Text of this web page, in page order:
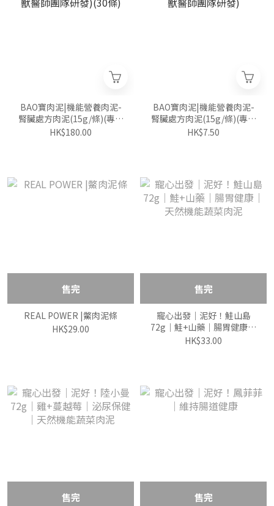
BAO寶肉泥|機能營養肉泥-
腎臟處方肉泥(15g/條)(專業
獸醫師團隊研發)(30條)
HK$180.00
BAO寶肉泥|機能營養肉泥-
腎臟處方肉泥(15g/條)(專業
獸醫師團隊研發)
HK$7.50
售完
REAL POWER |鱉肉泥條
HK$29.00
售完
寵心出發｜泥好！鮭山島
72g｜鮭+山藥｜腸胃健康｜
天然機能蔬菜肉泥
HK$33.00
售完 售完